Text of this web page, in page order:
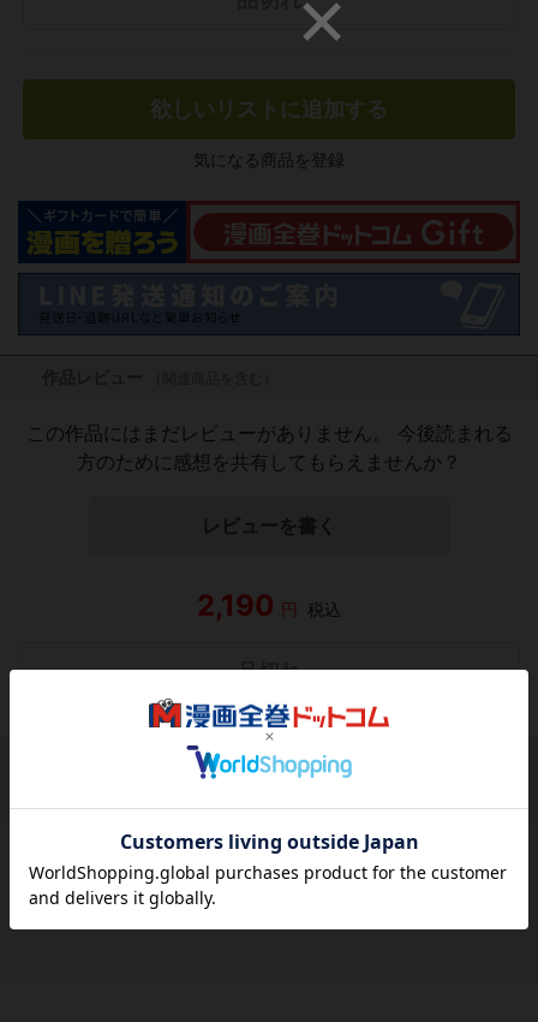
欲しいリストに追加する
気になる商品を登録
この作品にはまだレビューがありません。 今後読まれる
方のために感想を共有してもらえませんか？
レビューを書く
2,190 円 税込
品切れ